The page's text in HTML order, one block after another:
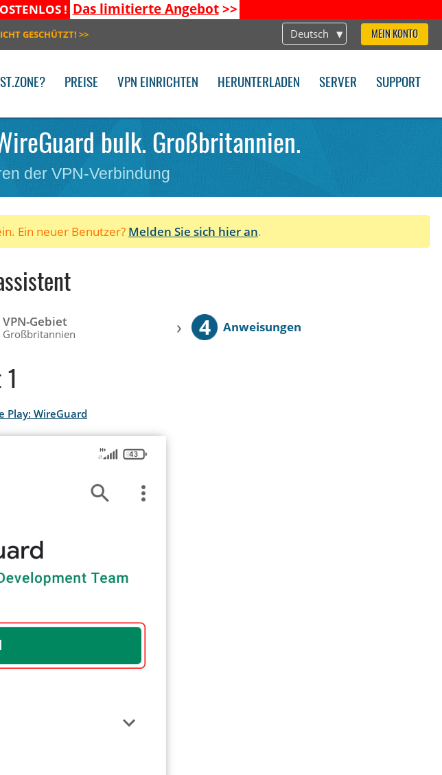
! Das limitierte Angebot>>
Deutsch MEIN KONTO
GESCHÜTZT! >>
PREISE VPN EINRICHTEN HERUNTERLADEN SERVER SUPPORT
bulk. Großbritannien.
der VPN-Verbindung
Ein neuer Benutzer? Melden Sie sich hier an.
VPN-Gebiet
Großbritannien › 4 Anweisungen
Play: WireGuard